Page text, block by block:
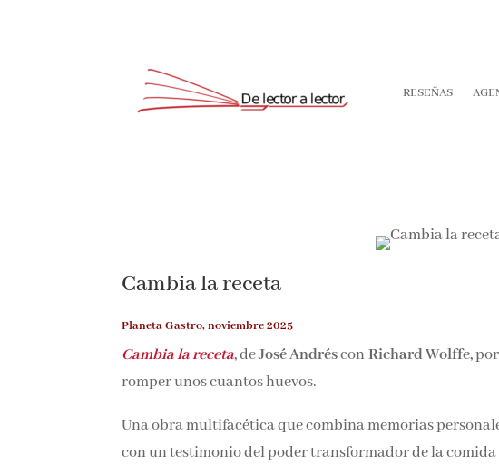
RESEÑAS
Cambia la receta
Planeta Gastro, noviembre 2025
Cambia la receta,deJosé AndrésconRichard Wolffe,
romper unos cuantos huevos.
Una obra multifacética que combina memorias
con un testimonio del poder transformador de la